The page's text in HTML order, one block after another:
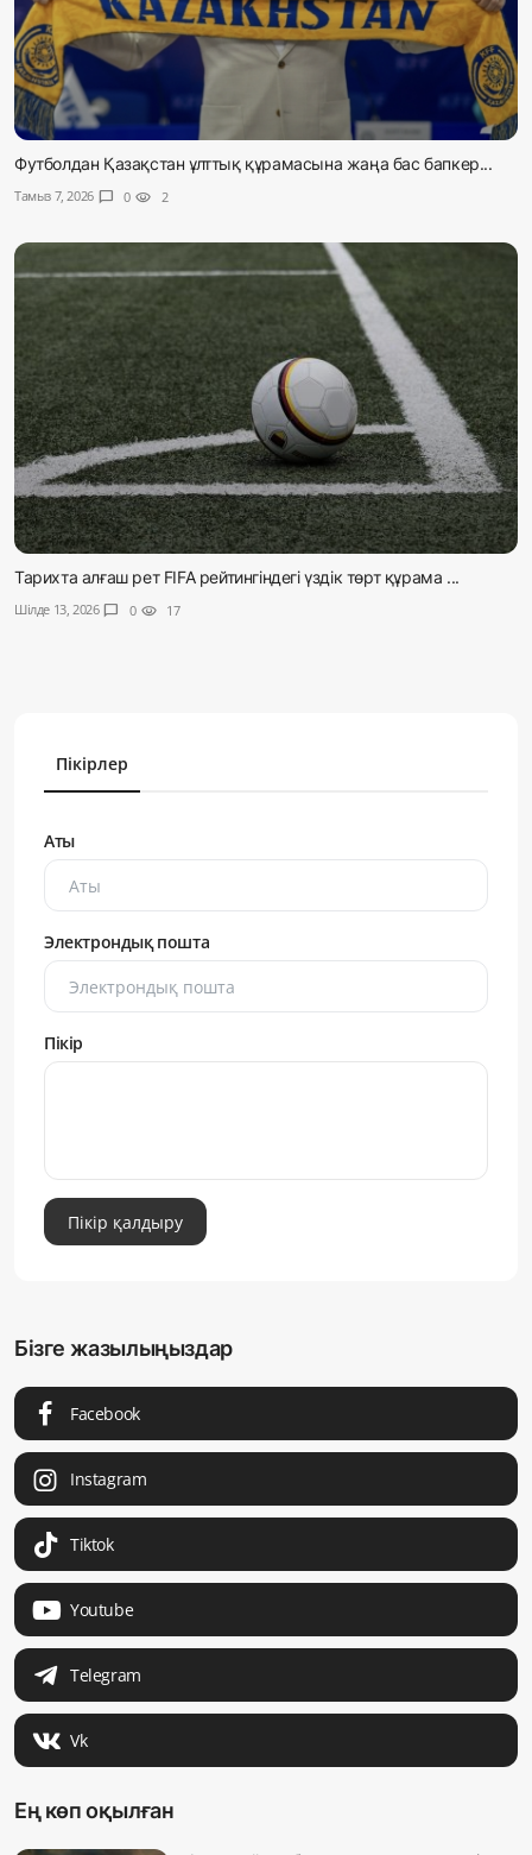
Футболдан Қазақстан ұлттық құрамасына жаңа бас бапкер...
Тамыз 7, 2026 chat_bubble 0 visibility 2
Тарихта алғаш рет FIFA рейтингіндегі үздік төрт құрама ...
Шілде 13, 2026 chat_bubble 0 visibility 17
Пікірлер
Аты
Электрондық пошта
Пікір
Пікір қалдыру
Бізге жазылыңыздар
Facebook
Instagram
Tiktok
Youtube
Telegram
Vk
Ең көп оқылған